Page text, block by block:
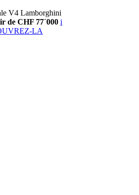
V4 Lamborghini
de CHF 77´000 i
LA